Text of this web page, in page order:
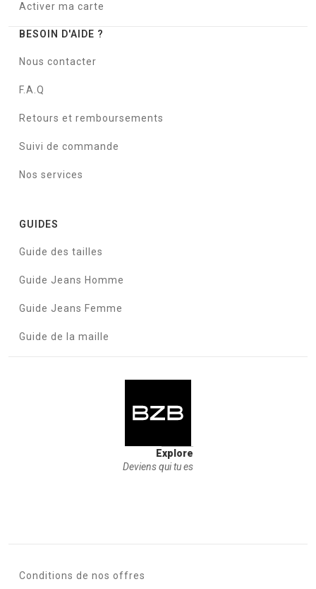
Activer ma carte
BESOIN D'AIDE ?
Nous contacter
F.A.Q
Retours et remboursements
Suivi de commande
Nos services
GUIDES
Guide des tailles
Guide Jeans Homme
Guide Jeans Femme
Guide de la maille
Explore
Deviens qui tu es
Conditions de nos offres